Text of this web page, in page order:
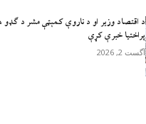
د اقتصاد وزیر او د ناروې کمېټې مشر د ګډو
پراختیا خبرې کړې
آگست 2, 2026